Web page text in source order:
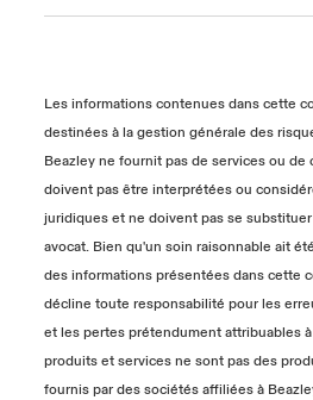
Les informations contenues dans cette
destinées à la gestion générale des
Beazley ne fournit pas de services ou de
doivent pas être interprétées ou
juridiques et ne doivent pas se
avocat. Bien qu'un soin raisonnable ait
des informations présentées dans cette
décline toute responsabilité pour les
et les pertes prétendument attribuables
produits et services ne sont pas des
fournis par des sociétés affiliées à